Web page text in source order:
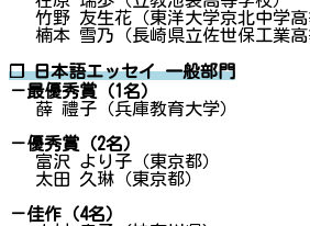
竹野 友生花（東洋大学京北中学高
楠本 雪乃（長崎県立佐世保工業高
❐ 日本語エッセイ 一般部門
－最優秀賞（1名）
薛 禮子（兵庫教育大学）
－優秀賞（2名）
富沢 より子（東京都）
太田 久琳（東京都）
－佳作（4名）